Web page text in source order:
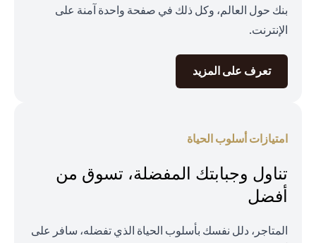
بنك حول العالم، وكل ذلك في صفحة واحدة آمنة على
الإنترنت.
تعرف على المزيد
امتيازات أسلوب الحياة
تناول وجبابتك المفضلة، تسوق من
أفضل
المتاجر، دلل نفسك بأسلوب الحياة الذي تفضله، سافر على